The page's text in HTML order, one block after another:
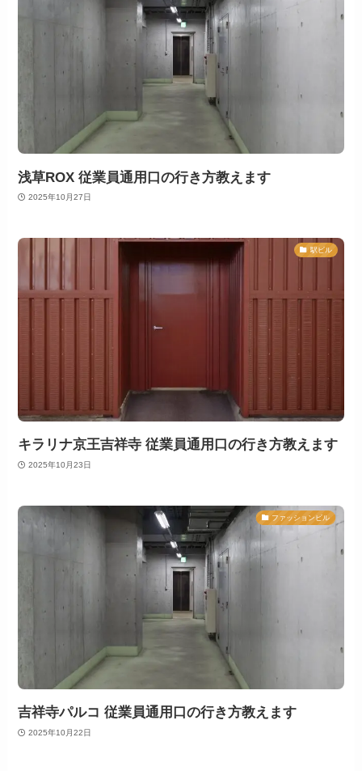
浅草ROX 従業員通用口の行き方教えます
2025年10月27日
駅ビル
キラリナ京王吉祥寺 従業員通用口の行き方教えます
2025年10月23日
ファッションビル
吉祥寺パルコ 従業員通用口の行き方教えます
2025年10月22日